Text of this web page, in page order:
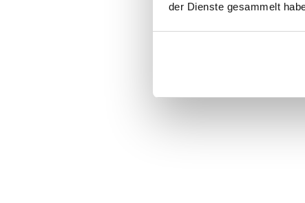
der Dienste gesammelt